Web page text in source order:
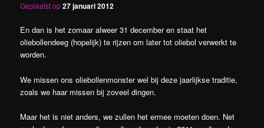
Geplaatst op27 januari 2012
En dan is het zomaar alweer 31 december en staat het
oliebollendeeg (hopelijk) te rijzen om later tot oliebol verwerkt te
worden.
We missen ons oliebollenmonster wel bij deze jaarlijkse traditie,
zoals we haar missen bij zoveel dingen.
Maar het is niet anders, we zullen het ermee moeten doen. Net